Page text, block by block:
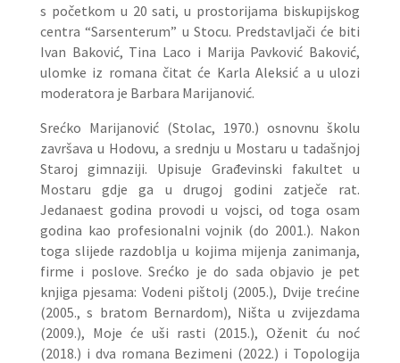
s početkom u 20 sati, u prostorijama biskupijskog
centra “Sarsenterum” u Stocu. Predstavljači će biti
Ivan Baković, Tina Laco i Marija Pavković Baković,
ulomke iz romana čitat će Karla Aleksić a u ulozi
moderatora je Barbara Marijanović.
Srećko Marijanović (Stolac, 1970.) osnovnu školu
završava u Hodovu, a srednju u Mostaru u tadašnjoj
Staroj gimnaziji. Upisuje Građevinski fakultet u
Mostaru gdje ga u drugoj godini zatječe rat.
Jedanaest godina provodi u vojsci, od toga osam
godina kao profesionalni vojnik (do 2001.). Nakon
toga slijede razdoblja u kojima mijenja zanimanja,
firme i poslove. Srećko je do sada objavio je pet
knjiga pjesama: Vodeni pištolj (2005.), Dvije trećine
(2005., s bratom Bernardom), Ništa u zvijezdama
(2009.), Moje će uši rasti (2015.), Oženit ću noć
(2018.) i dva romana Bezimeni (2022.) i Topologija